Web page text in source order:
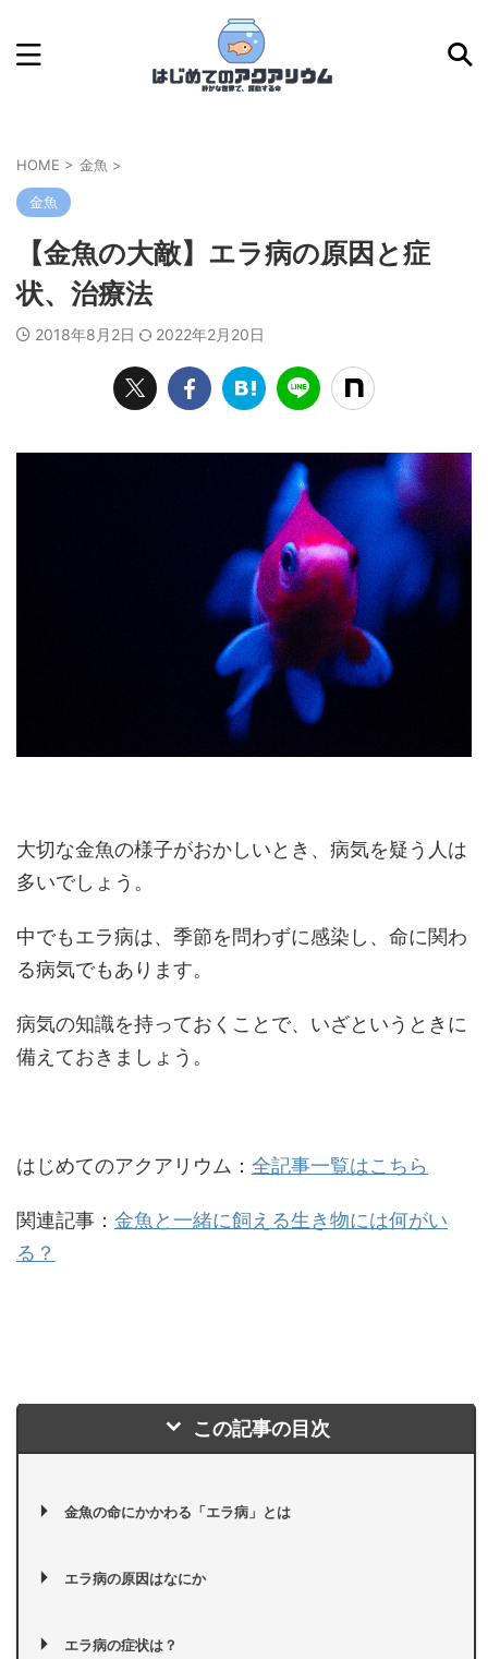
HOME > 金魚 >
金魚
【金魚の大敵】エラ病の原因と症
状、治療法
2018年8月2日 2022年2月20日
大切な金魚の様子がおかしいとき、病気を疑う人は
多いでしょう。
中でもエラ病は、季節を問わずに感染し、命に関わ
る病気でもあります。
病気の知識を持っておくことで、いざというときに
備えておきましょう。
はじめてのアクアリウム： 全記事一覧はこちら
関連記事： 金魚と一緒に飼える生き物には何がい
る？
この記事の目次
金魚の命にかかわる「エラ病」とは
エラ病の原因はなにか
エラ病の症状は？